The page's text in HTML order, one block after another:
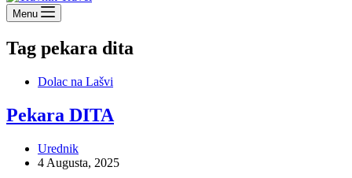
Menu
Tag pekara dita
Dolac na Lašvi
Pekara DITA
Urednik
4 Augusta, 2025